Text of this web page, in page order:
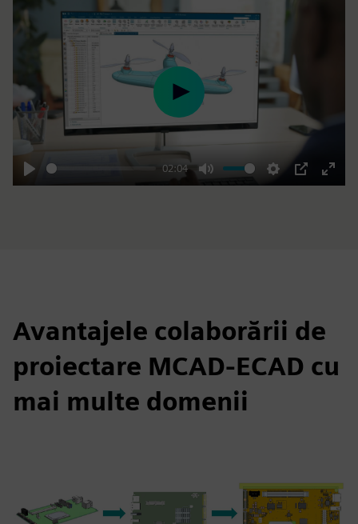
Play
02:04
Mute Settings
PIP
Enter
Play
Avantajele colaborării de
proiectare MCAD-ECAD cu
mai multe domenii